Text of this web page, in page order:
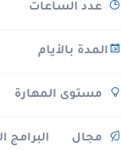
عدد الساعات
المدة بالأيام
مستوى المهارة
مجال